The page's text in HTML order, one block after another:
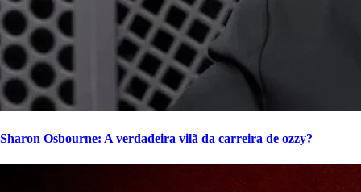
Sharon Osbourne: A verdadeira vilã da carreira de ozzy?